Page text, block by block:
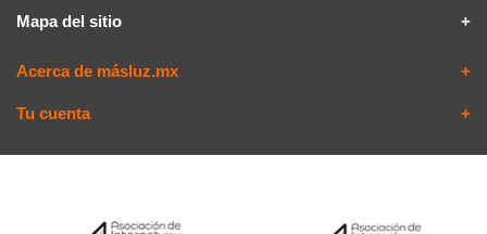
Mapa del sitio
Acerca de másluz.mx
Tu cuenta